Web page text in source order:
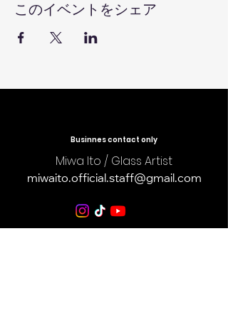
このイベントをシェア
​Businnes contact only
Miwa Ito / Glass Artist
miwaito.official.staff@gmail.com